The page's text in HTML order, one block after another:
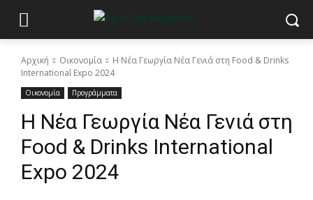
Αρχική Οικονομία
Η Νέα Γεωργία Νέα Γενιά στη Food & Drinks
International Expo 2024
Οικονομία Προγράμματα
Η Νέα Γεωργία Νέα Γενιά στη
Food & Drinks International
Expo 2024